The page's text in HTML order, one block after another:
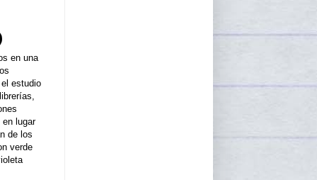
en una
estudio
lugar
de los
verde